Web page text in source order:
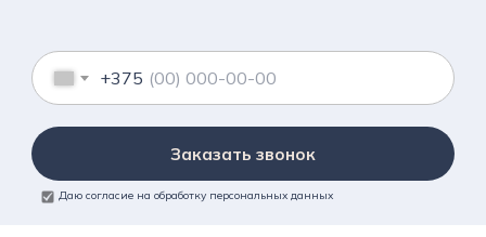
+375
Заказать звонок
Даю согласие на обработку персональных данных